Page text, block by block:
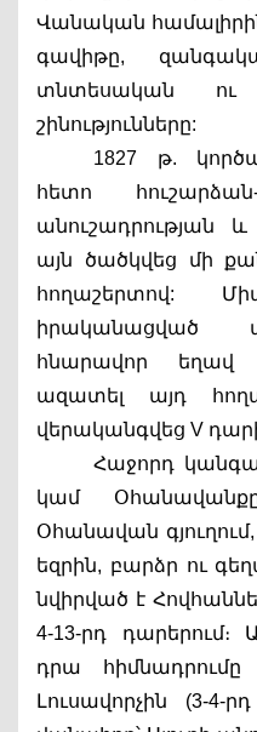
Վանական
գավիթը,
տնտեսական ու
շինությունները:
1827 թ.
հետո
անուշադրության
այն ծածկվեց մի
հողաշերտով:
իրականացված
հնարավոր եղավ
ազատել այդ
վերականգվեց V
Հաջորդ
կամ
Օհանավան
եզրին, բարձր ու
նվիրված է
4-13-րդ դարերում։
դրա
Լուսավորչին (3-4-